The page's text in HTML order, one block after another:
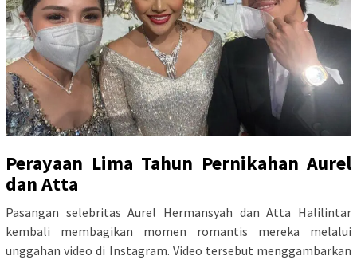
Perayaan Lima Tahun Pernikahan Aurel
dan Atta
Pasangan selebritas Aurel Hermansyah dan Atta Halilintar
kembali membagikan momen romantis mereka melalui
unggahan video di Instagram. Video tersebut menggambarkan